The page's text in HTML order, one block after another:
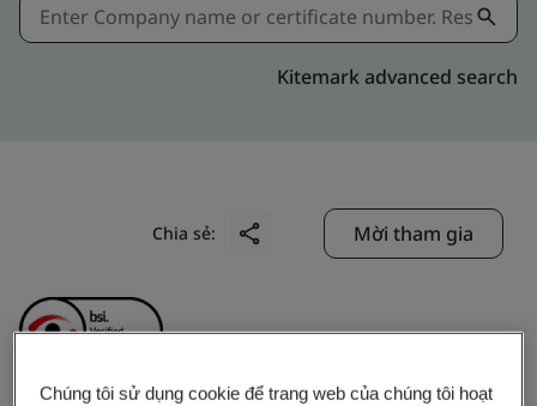
Kitemark advanced search
Chia sẻ: Mời tham gia
Chúng tôi sử dụng cookie để trang web của chúng tôi hoạt